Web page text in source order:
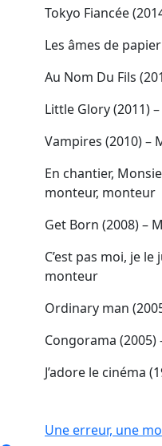
Tokyo Fiancée
Les âmes de
Au Nom Du Fils
Little Glory (2011)
Vampires (2010) –
En chantier,
monteur, monteur
Get Born (2008) –
C’est pas moi, je le
monteur
Ordinary man
Congorama
J’adore le cinéma
Une erreur, une